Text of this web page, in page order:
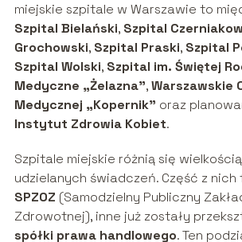
miejskie szpitale w Warszawie to
Szpital Bielański, Szpital
Grochowski, Szpital Praski, Szpital
Szpital Wolski, Szpital im. Świętej
Medyczne „Żelazna”,Warszawskie
Medycznej „Kopernik” oraz
Instytut Zdrowia Kobiet.
Szpitale miejskie różnią się
udzielanych świadczeń. Część z
SPZOZ (Samodzielny Publiczny
Zdrowotnej), inne już zostały
spółki prawa handlowego. Ten